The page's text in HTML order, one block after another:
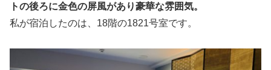
トの後ろに金色の屏風があり豪華な雰囲気。
私が宿泊したのは、18階の1821号室です。